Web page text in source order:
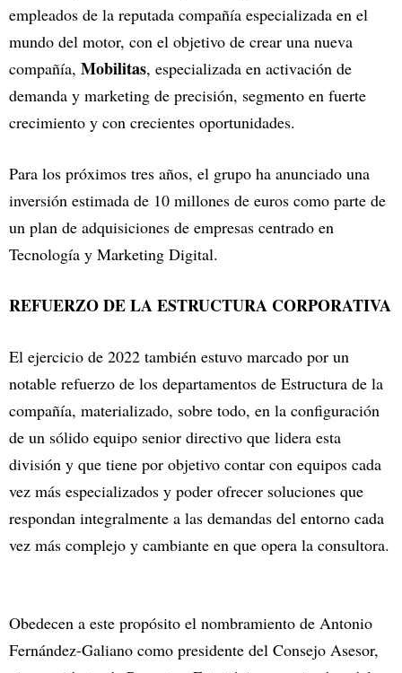
empleados de la reputada compañía especializada en el
mundo del motor, con el objetivo de crear una nueva
compañía, Mobilitas, especializada en activación de
demanda y marketing de precisión, segmento en fuerte
crecimiento y con crecientes oportunidades.
Para los próximos tres años, el grupo ha anunciado una
inversión estimada de 10 millones de euros como parte de
un plan de adquisiciones de empresas centrado en
Tecnología y Marketing Digital.
REFUERZO DE LA ESTRUCTURA CORPORATIVA
El ejercicio de 2022 también estuvo marcado por un
notable refuerzo de los departamentos de Estructura de la
compañía, materializado, sobre todo, en la configuración
de un sólido equipo senior directivo que lidera esta
división y que tiene por objetivo contar con equipos cada
vez más especializados y poder ofrecer soluciones que
respondan integralmente a las demandas del entorno cada
vez más complejo y cambiante en que opera la consultora.
Obedecen a este propósito el nombramiento de Antonio
Fernández-Galiano como presidente del Consejo Asesor,